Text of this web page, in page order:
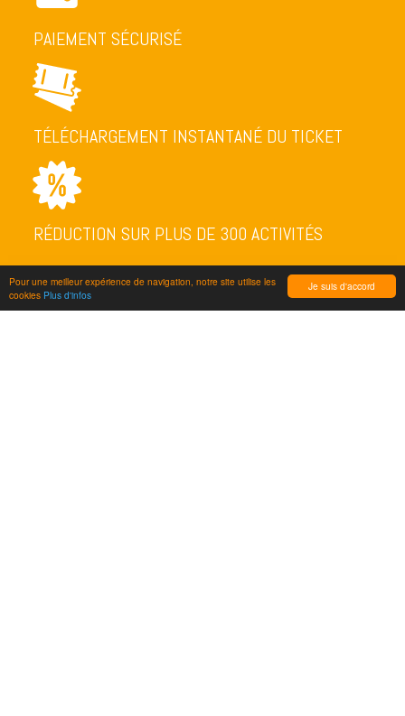
Je suis d'accord
Pour une meilleur expérience de navigation, notre site utilise les
cookies Plus d'infos
PAIEMENT SÉCURISÉ
TÉLÉCHARGEMENT INSTANTANÉ DU TICKET
RÉDUCTION SUR PLUS DE 300 ACTIVITÉS